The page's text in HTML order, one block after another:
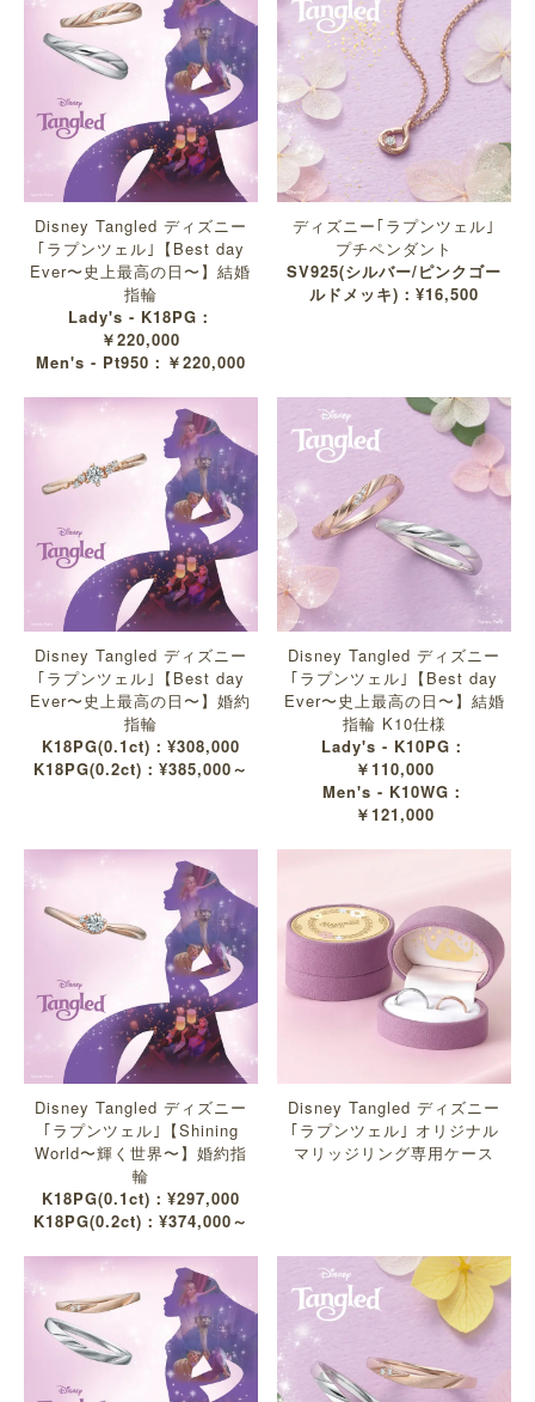
Disney Tangled ディズニー
｢ラプンツェル｣【Best day
Ever〜史上最高の日〜】結婚
指輪
Lady's - K18PG：
￥220,000
Men's - Pt950：￥220,000
ディズニー｢ラプンツェル｣
プチペンダント
SV925(シルバー/ピンクゴー
ルドメッキ)：¥16,500
Disney Tangled ディズニー
｢ラプンツェル｣【Best day
Ever〜史上最高の日〜】婚約
指輪
K18PG(0.1ct)：¥308,000
K18PG(0.2ct)：¥385,000～
Disney Tangled ディズニー
｢ラプンツェル｣【Best day
Ever〜史上最高の日〜】結婚
指輪 K10仕様
Lady's - K10PG：
￥110,000
Men's - K10WG：
￥121,000
Disney Tangled ディズニー
｢ラプンツェル｣【Shining
World〜輝く世界〜】婚約指
輪
K18PG(0.1ct)：¥297,000
K18PG(0.2ct)：¥374,000～
Disney Tangled ディズニー
｢ラプンツェル｣ オリジナル
マリッジリング専用ケース